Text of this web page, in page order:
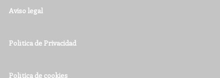
Aviso legal
Política de Privacidad
Política de cookies